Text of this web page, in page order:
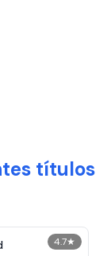
títulos
4.7★